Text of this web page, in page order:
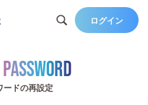
ログイン
ードの再設定